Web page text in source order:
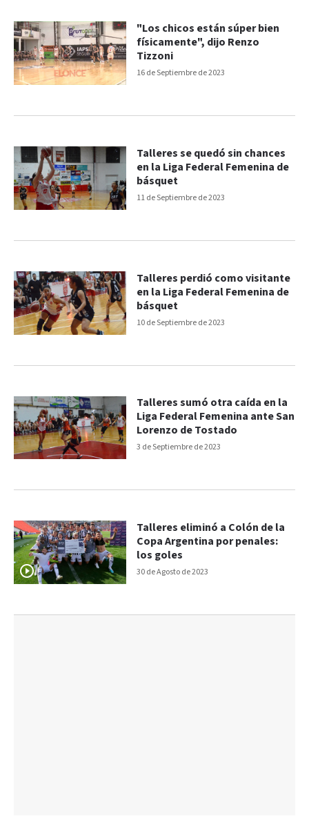
16 de Septiembre de 2023
"Los chicos están súper bien
físicamente", dijo Renzo
Tizzoni
11 de Septiembre de 2023
Talleres se quedó sin chances
en la Liga Federal Femenina de
básquet
10 de Septiembre de 2023
Talleres perdió como visitante
en la Liga Federal Femenina de
básquet
3 de Septiembre de 2023
Talleres sumó otra caída en la
Liga Federal Femenina ante San
Lorenzo de Tostado
30 de Agosto de 2023
Talleres eliminó a Colón de la
Copa Argentina por penales:
los goles